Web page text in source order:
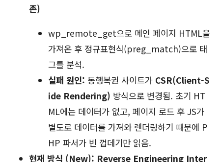
존)
wp_remote_get으로 메인 페이지 HTML을
가져온 후 정규표현식(preg_match)으로 태
그를 분석.
실패 원인: 동행복권 사이트가 CSR(Client-S
ide Rendering) 방식으로 변경됨. 초기 HT
ML에는 데이터가 없고, 페이지 로드 후 JS가
별도로 데이터를 가져와 렌더링하기 때문에 P
HP 파서가 빈 껍데기만 읽음.
현재 방식 (New): Reverse Engineering Inter